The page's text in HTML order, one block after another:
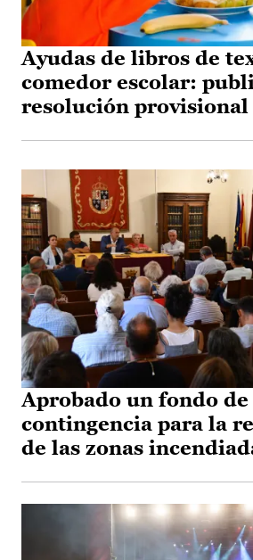
Ayudas de libros de
comedor escolar:
resolución provisional
Aprobado un fondo de
contingencia para la
de las zonas